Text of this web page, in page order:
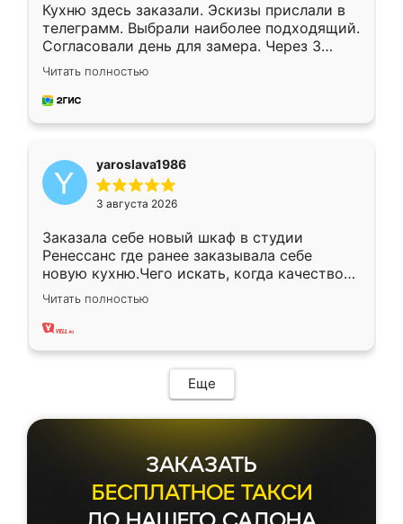
Кухню здесь заказали. Эскизы прислали в
телеграмм. Выбрали наиболее подходящий.
Согласовали день для замера. Через 3
недели кухня была уже готова. Остались
довольны работой. Спасибо Ренессанс
мебель за качественную работу!
Читать полностью
yaroslava1986
3 августа 2026
Заказала себе новый шкаф в студии
Ренессанс где ранее заказывала себе
новую кухню.Чего искать, когда качеством
вполне довольна. Служит кухня уже почти
два года, нареканий нет.
Читать полностью
Еще
ЗАКАЗАТЬ
БЕСПЛАТНОЕ ТАКСИ